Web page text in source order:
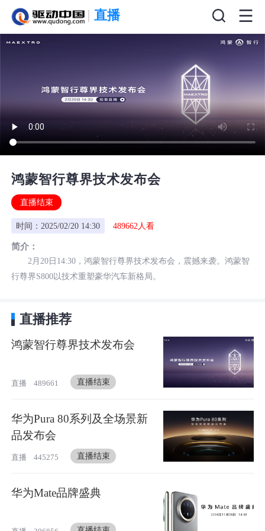
直播
鸿蒙智行尊界技术发布会
直播结束
时间 ：2025/02/20 14:30 489662人看
简介：
2月20日14:30，鸿蒙智行尊界技术发布会，震撼来袭。鸿蒙智
行尊界S800以技术重塑豪华汽车新格局。
直播推荐
鸿蒙智行尊界技术发布会
直播 489661 直播结束
华为Pura 80系列及全场景新
品发布会
直播 445275 直播结束
华为Mate品牌盛典